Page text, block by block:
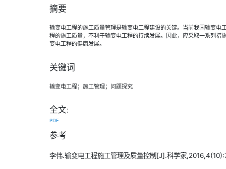
摘要
输变电工程的施工质量管理是输变电工程建设的关键。当前我国输变电
程的施工质量，不利于输变电工程的持续发展。因此，应采取一系列措
变电工程的健康发展。
关键词
输变电工程；施工管理；问题探究
全文:
PDF
参考
李伟.输变电工程施工管理及质量控制[J].科学家